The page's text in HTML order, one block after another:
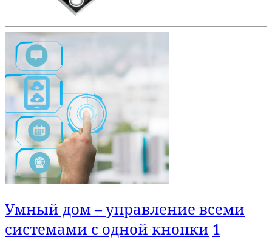
Умный дом – управление всеми
системами с одной кнопки 1